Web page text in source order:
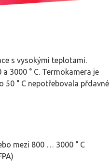
s vysokými teplotami.
3000 ° C. Termokamera je
50 ° C nepotřebovala přdavné
mezi 800 … 3000 ° C